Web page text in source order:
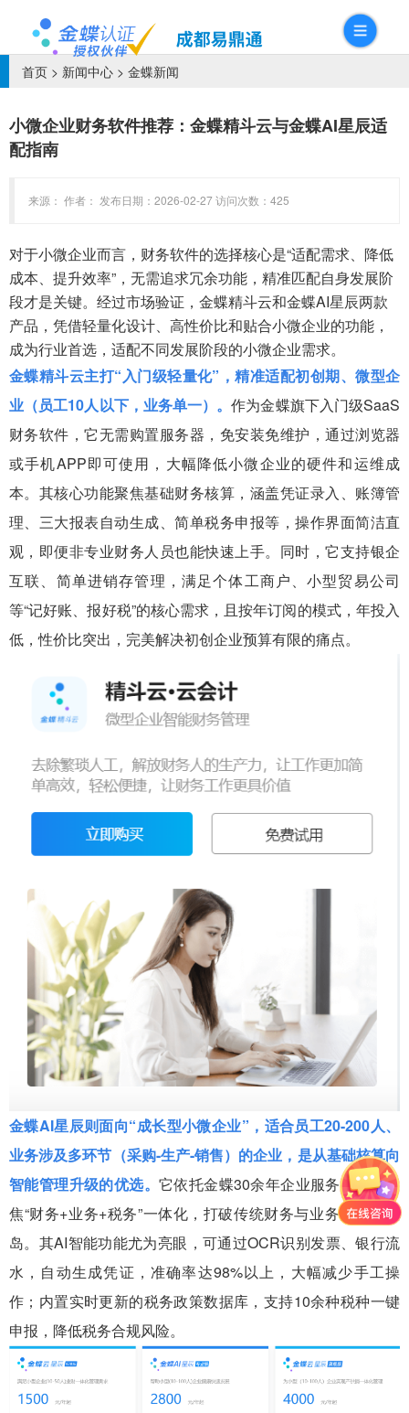
首页 > 新闻中心 > 金蝶新闻
小微企业财务软件推荐：金蝶精斗云与金蝶AI星辰适
配指南
来源： 作者： 发布日期：2026-02-27 访问次数：425
对于小微企业而言，财务软件的选择核心是“适配需求、降低
成本、提升效率”，无需追求冗余功能，精准匹配自身发展阶
段才是关键。经过市场验证，金蝶精斗云和金蝶AI星辰两款
产品，凭借轻量化设计、高性价比和贴合小微企业的功能，
成为行业首选，适配不同发展阶段的小微企业需求。
金蝶精斗云主打“入门级轻量化”，精准适配初创期、微型企
业（员工10人以下，业务单一）。作为金蝶旗下入门级SaaS
财务软件，它无需购置服务器，免安装免维护，通过浏览器
或手机APP即可使用，大幅降低小微企业的硬件和运维成
本。其核心功能聚焦基础财务核算，涵盖凭证录入、账簿管
理、三大报表自动生成、简单税务申报等，操作界面简洁直
观，即便非专业财务人员也能快速上手。同时，它支持银企
互联、简单进销存管理，满足个体工商户、小型贸易公司
等“记好账、报好税”的核心需求，且按年订阅的模式，年投入
低，性价比突出，完美解决初创企业预算有限的痛点。
金蝶AI星辰则面向“成长型小微企业”，适合员工20-200人、
业务涉及多环节（采购-生产-销售）的企业，是从基础核算向
智能管理升级的优选。 它依托金蝶30余年企业服务经验，聚
焦“财务+业务+税务”一体化，打破传统财务与业务的数据孤
岛。其AI智能功能尤为亮眼，可通过OCR识别发票、银行流
水，自动生成凭证，准确率达98%以上，大幅减少手工操
作；内置实时更新的税务政策数据库，支持10余种税种一键
申报，降低税务合规风险。